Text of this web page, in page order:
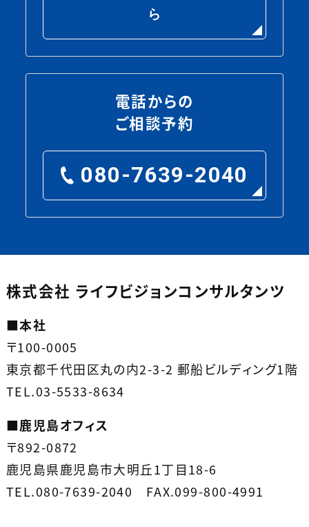
ら
電話からの
ご相談予約
080-7639-2040
株式会社 ライフビジョンコンサルタンツ
■本社
〒100-0005
東京都千代田区丸の内2-3-2 郵船ビルディング1階
TEL.03-5533-8634
■鹿児島オフィス
〒892-0872
鹿児島県鹿児島市大明丘1丁目18-6
TEL.080-7639-2040 FAX.099-800-4991